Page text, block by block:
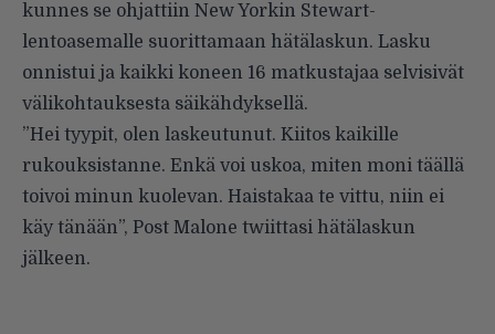
kunnes se ohjattiin New Yorkin Stewart-
lentoasemalle suorittamaan hätälaskun. Lasku
onnistui ja kaikki koneen 16 matkustajaa selvisivät
välikohtauksesta säikähdyksellä.
”Hei tyypit, olen laskeutunut. Kiitos kaikille
rukouksistanne. Enkä voi uskoa, miten moni täällä
toivoi minun kuolevan. Haistakaa te vittu, niin ei
käy tänään”, Post Malone twiittasi hätälaskun
jälkeen.